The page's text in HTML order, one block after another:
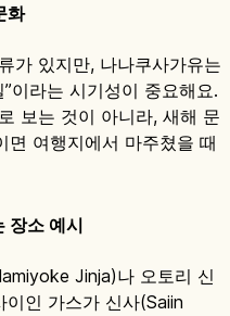
화
가 있지만, 나나쿠사가유는
이라는 시기성이 중요해요.
보는 것이 아니라, 새해 문
면 여행지에서 마주쳤을 때
장소 예시
Jinja)나 오토리 신
인 가스가 신사(Saiin